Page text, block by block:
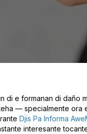
di e formanan di daño
— specialmente ora
Djis Pa Informa
interesante